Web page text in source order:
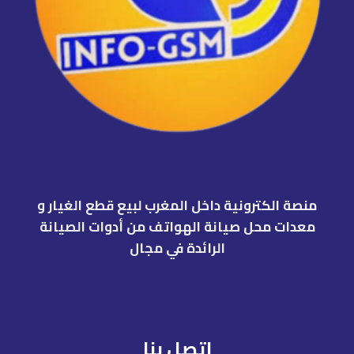
منصة الكترونية داخل المغرب لبيع قطع الغيار و
معدات محل صيانة الهواتف من أدوات الصيانة
الرائدة في مجال